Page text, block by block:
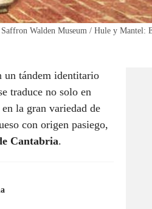
Walden Museum / Hule y
un tándem identitario
traduce no solo en
la gran variedad de
con origen pasiego,
Cantabria.